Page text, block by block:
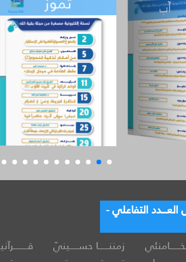
تموز
التفاعلي -
زمننــــــا حســـــينيّ